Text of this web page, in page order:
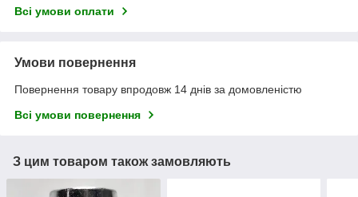
Всі умови оплати
Умови повернення
Повернення товару впродовж 14 днів за домовленістю
Всі умови повернення
З цим товаром також замовляють